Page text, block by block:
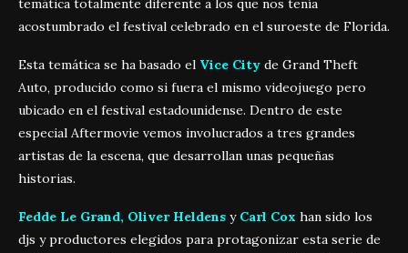
temática totalmente diferente a los que nos tenía
acostumbrado el festival celebrado en el suroeste de Florida.
Esta temática se ha basado el Vice City de Grand Theft
Auto, producido como si fuera el mismo videojuego pero
ubicado en el festival estadounidense. Dentro de este
especial Aftermovie vemos involucrados a tres grandes
artistas de la escena, que desarrollan unas pequeñas
historias.
Fedde Le Grand, Oliver Heldens y Carl Cox han sido los
djs y productores elegidos para protagonizar esta serie de